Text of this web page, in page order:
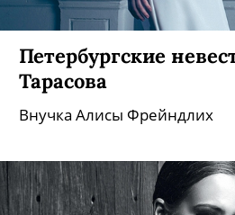
Петербургские
Михеева
«Невеста из Петербурга» —
менее раскрученный, чем
«Газпром». Первым бренд-
выступил Петр I: прорубил
замуж за голштинского